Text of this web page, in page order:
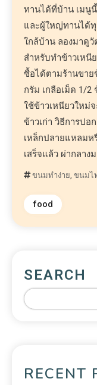
ทานได้ที่บ้าน เมนู
และผู้ใหญ่ทานได้
ใกล้บ้าน ลองมาดู
สำหรับทำข้าวเหนี
ซื้อได้ตามร้านขาย
กรัม เกลือเม็ด 1/
ใช้ข้าวเหนียวใหม่
ข้าวเก่า วิธีการปอ
เหล็กปลายแหลมห
เสร็จแล้ว ผ่ากลาง
ขนมทำง่าย,ขนมไ
food
SEARCH
RECENT